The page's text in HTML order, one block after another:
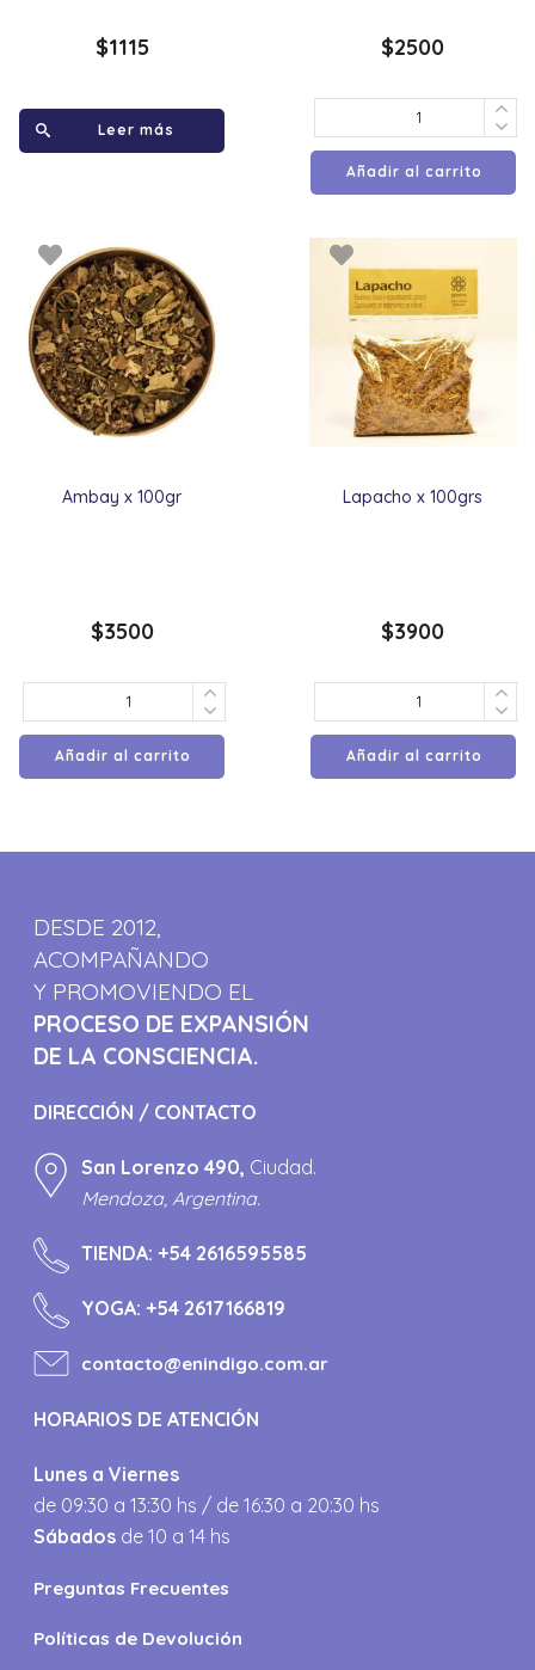
$1115
Leer más
$2500
Añadir al carrito
Ambay x 100gr
$3500
Añadir al carrito
Lapacho x 100grs
$3900
Añadir al carrito
DESDE 2012,
ACOMPAÑANDO
Y PROMOVIENDO EL
PROCESO DE EXPANSIÓN
DE LA CONSCIENCIA.
DIRECCIÓN / CONTACTO
San Lorenzo 490, Ciudad.
Mendoza, Argentina.
TIENDA:+54 2616595585
YOGA:+54 2617166819
contacto@enindigo.com.ar
HORARIOS DE ATENCIÓN
Lunes a Viernes
de 09:30 a 13:30 hs / de 16:30 a 20:30 hs
Sábados de 10 a 14 hs
Preguntas Frecuentes
Políticas de Devolución